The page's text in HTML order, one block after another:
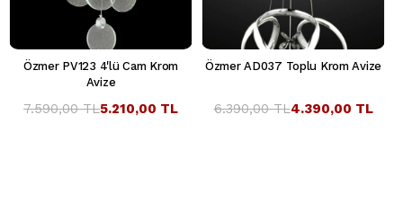
Özmer PV123 4'lü Cam Krom
Avize
5.210,00 TL
7.590,00 TL
Özmer AD037 Toplu Krom Avize
4.390,00 TL
6.390,00 TL